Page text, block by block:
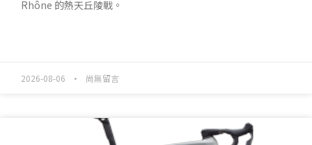
Rhône 的熱天丘陵戰。
2026-08-06 尚無留言